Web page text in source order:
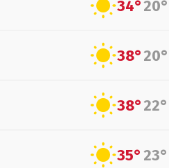
34°20°
38°20°
38°22°
35°23°